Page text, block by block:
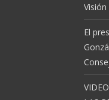
Visión
El